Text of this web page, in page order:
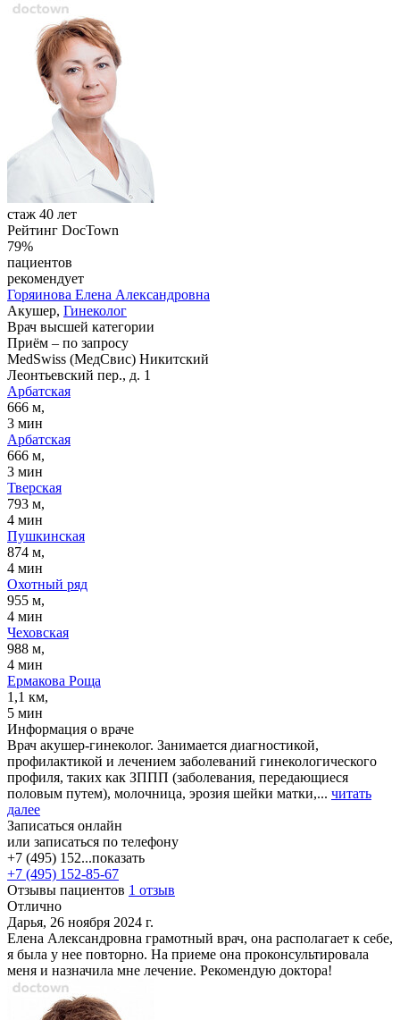
стаж 40 лет
Рейтинг DocTown
79%
пациентов
рекомендует
Горяинова Елена Александровна
Акушер, Гинеколог
Врач высшей категории
Приём – по запросу
MedSwiss (МедСвис) Никитский
Леонтьевский пер., д. 1
Арбатская
666 м,
3 мин
Арбатская
666 м,
3 мин
Тверская
793 м,
4 мин
Пушкинская
874 м,
4 мин
Охотный ряд
955 м,
4 мин
Чеховская
988 м,
4 мин
Ермакова Роща
1,1 км,
5 мин
Информация о враче
Врач акушер-гинеколог. Занимается диагностикой,
профилактикой и лечением заболеваний гинекологического
профиля, таких как ЗППП (заболевания, передающиеся
половым путем), молочница, эрозия шейки матки,... читать
далее
Записаться онлайн
или записаться по телефону
+7 (495) 152...показать
+7 (495) 152-85-67
Отзывы пациентов 1 отзыв
Отлично
Дарья, 26 ноября 2024 г.
Елена Александровна грамотный врач, она располагает к себе,
я была у нее повторно. На приеме она проконсультировала
меня и назначила мне лечение. Рекомендую доктора!